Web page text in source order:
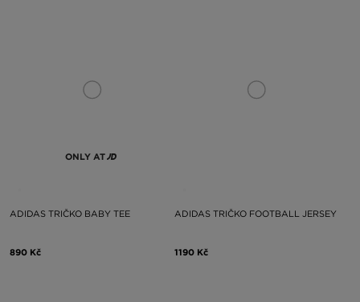
ONLY AT
ADIDAS TRIČKO BABY TEE
890 Kč
ADIDAS TRIČKO FOOTBALL JERSEY
1190 Kč